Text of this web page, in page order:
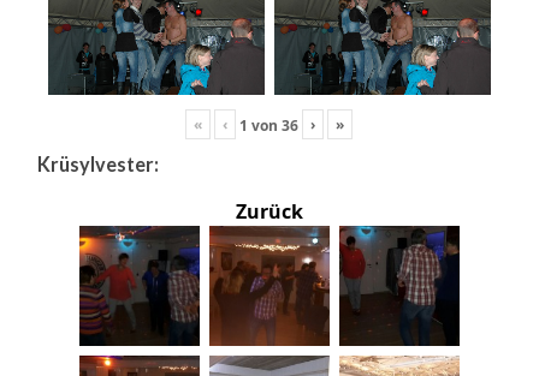
« ‹ 1 von36 › »
Krüsylvester:
Zurück